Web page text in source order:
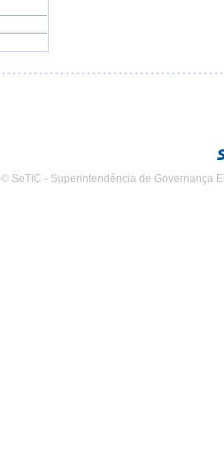
© SeTIC - Superintendência de Governança